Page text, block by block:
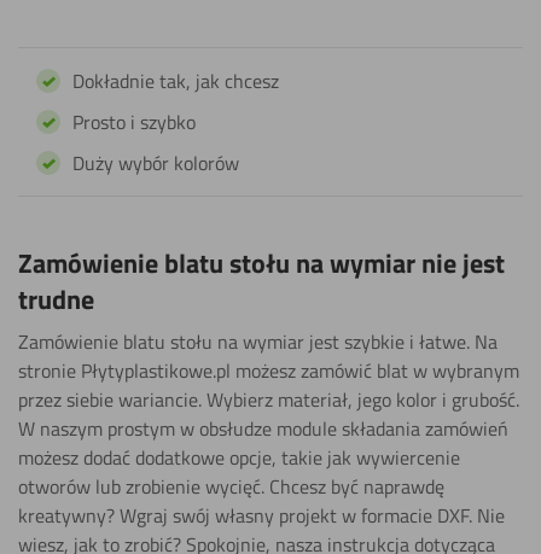
Dokładnie tak, jak chcesz
Prosto i szybko
Duży wybór kolorów
Zamówienie blatu stołu na wymiar nie jest
trudne
Zamówienie blatu stołu na wymiar jest szybkie i łatwe. Na
stronie Płytyplastikowe.pl możesz zamówić blat w wybranym
przez siebie wariancie. Wybierz materiał, jego kolor i grubość.
W naszym prostym w obsłudze module składania zamówień
możesz dodać dodatkowe opcje, takie jak wywiercenie
otworów lub zrobienie wycięć. Chcesz być naprawdę
kreatywny? Wgraj swój własny projekt w formacie DXF. Nie
wiesz, jak to zrobić? Spokojnie, nasza instrukcja dotycząca